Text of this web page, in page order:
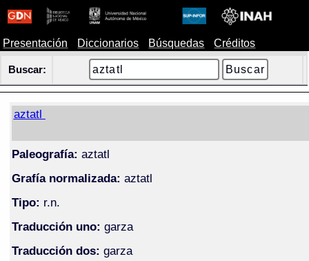
Presentación Diccionarios Búsquedas Créditos
Buscar:
aztatl
Paleografía: aztatl
Grafía normalizada: aztatl
Tipo: r.n.
Traducción uno: garza
Traducción dos: garza